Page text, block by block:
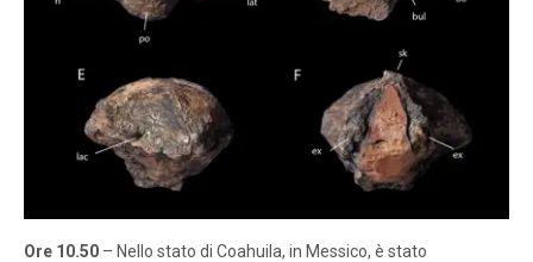
Ore 10.50 – Nello stato di Coahuila, in Messico, è stato